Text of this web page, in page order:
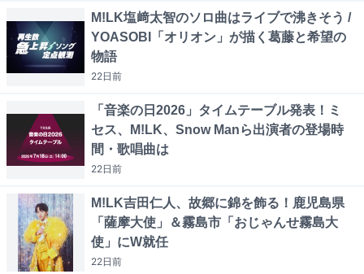
M!LK塩﨑太智のソロ曲はライブで沸きそう /
YOASOBI「オリオン」が描く葛藤と希望の
物語
22日前
「音楽の日2026」タイムテーブル発表！ミ
セス、M!LK、Snow Manら出演者の登場時
間・歌唱曲は
22日前
M!LK吉田仁人、故郷に錦を飾る！鹿児島県
「薩摩大使」＆霧島市「おじゃんせ霧島大
使」にW就任
22日前